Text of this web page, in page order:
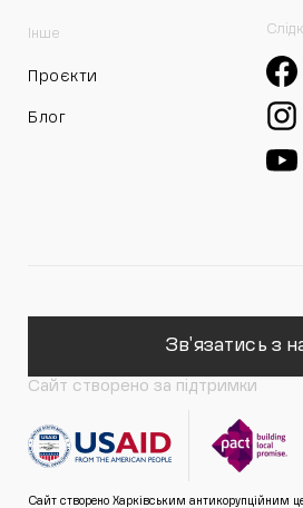
Інше
Проєкти
Блог
Зв'язатись з
Сайт створено за підтримки
Сайт створено Харківським антикорупційним